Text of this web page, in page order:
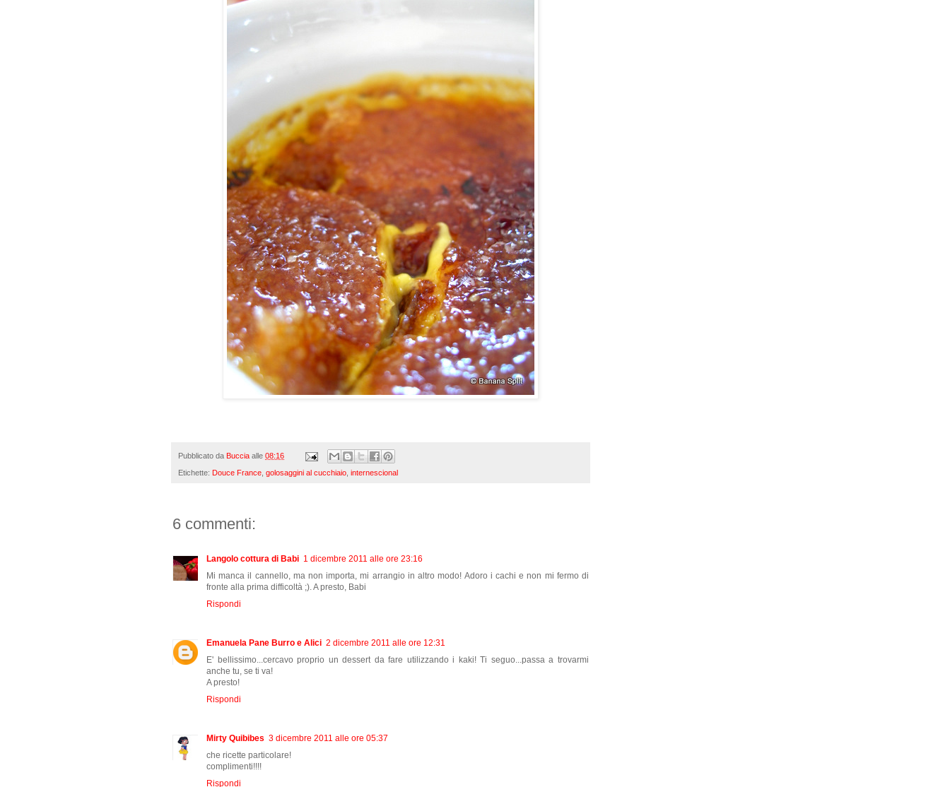
Pubblicato da Buccia alle 08:16
Etichette: Douce France, golosaggini al cucchiaio, internescional
6 commenti:
Langolo cottura di Babi 1 dicembre 2011 alle ore 23:16
Mi manca il cannello, ma non importa, mi arrangio in altro modo! Adoro i cachi e non mi fermo di
fronte alla prima difficoltà ;). A presto, Babi
Rispondi
Emanuela Pane Burro e Alici 2 dicembre 2011 alle ore 12:31
E' bellissimo...cercavo proprio un dessert da fare utilizzando i kaki! Ti seguo...passa a trovarmi
anche tu, se ti va!
A presto!
Rispondi
Mirty Quibibes 3 dicembre 2011 alle ore 05:37
che ricette particolare!
complimenti!!!!
Rispondi